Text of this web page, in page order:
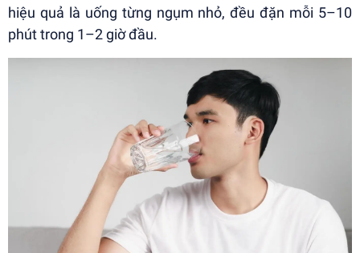
hiệu quả là uống từng ngụm nhỏ, đều đặn mỗi 5–10
phút trong 1–2 giờ đầu.